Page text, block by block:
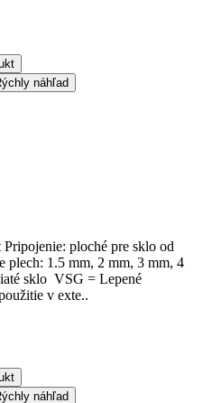
náhľad
ploché pre sklo od
plech: 1.5 mm, 2 mm, 3 mm, 4
sklo VSG = Lepené
v exte..
náhľad